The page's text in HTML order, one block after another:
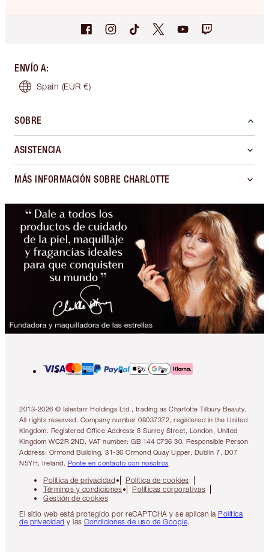
ENVÍO A:
Spain (EUR €)
SOBRE
ASISTENCIA
MÁS INFORMACIÓN SOBRE CHARLOTTE
2013-2026 © Islestarr Holdings Ltd., trading as Charlotte Tilbury Beauty.
All rights reserved. Company number 08037372, registered in the United
Kingdom. Registered Office Address: 8 Surrey Street, London, United
Kingdom WC2R 2ND. VAT number: GB 144 0736 30. Responsible Person
Address: Ormond Building, 31-36 Ormond Quay Upper, Dublin 7, D07
N5YH, Ireland.
Ponte en contacto con nosotros
Política de privacidad
Política de cookies
Términos y condiciones
Políticas corporativas
Gestión de cookies
El sitio web está protegido por reCAPTCHA y se aplican la Política
de privacidad y las Condiciones de uso de Google.